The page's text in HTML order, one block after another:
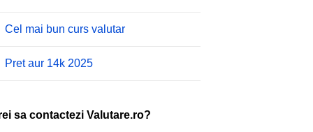
Cel mai bun curs valutar
Pret aur 14k 2025
sa contactezi Valutare.ro?